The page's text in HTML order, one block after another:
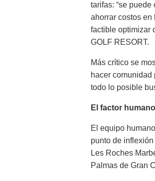
tarifas: “se
ahorrar costos en
factible optimizar
GOLF RESORT.
Más crítico se
hacer comunidad
todo lo posible
El factor
El equipo
punto de
Les Roches
Palmas de Gran